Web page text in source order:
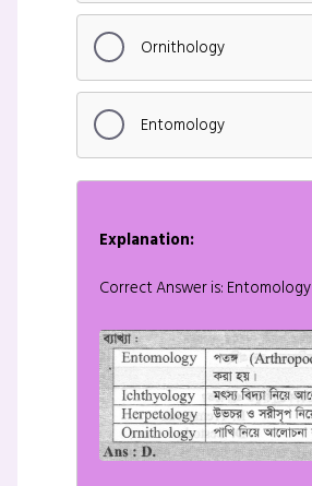
Ornithology
Entomology
Explanation:
Correct Answer is: Entomology